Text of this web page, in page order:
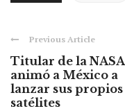
Previous Article
Titular de la NASA
animó a México a
lanzar sus propios
satélites